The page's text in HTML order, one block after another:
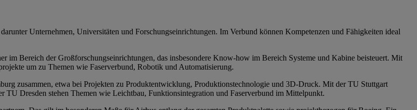
Unternehmen, Universitäten und Forschungseinrichtungen. Im Verbund können Kompetenzen und Fähigkeiten ideal
im Bereich der Großforschungseinrichtungen, das insbesondere Know-how im Bereich Systeme und Kabine beisteuert. Mit
um zu Themen wie Faserverbund, Robotik und Automatisierung.
zusammen, etwa bei Projekten zu Produktentwicklung, Produktionstechnologie und 3D-Druck. Mit der TU Stuttgart
TU Dresden stehen Themen wie Leichtbau, Funktionsintegration und Faserverbund im Mittelpunkt.